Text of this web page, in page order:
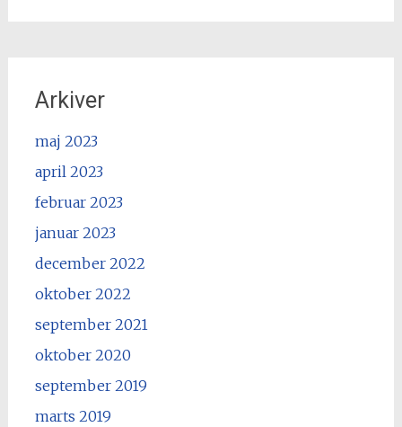
Arkiver
maj 2023
april 2023
februar 2023
januar 2023
december 2022
oktober 2022
september 2021
oktober 2020
september 2019
marts 2019